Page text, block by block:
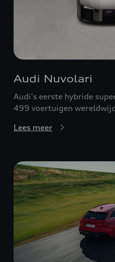
Audi Nuvolari
Audi's eerste hybride
499 voertuigen
Lees meer